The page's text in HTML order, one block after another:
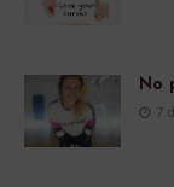
No
7